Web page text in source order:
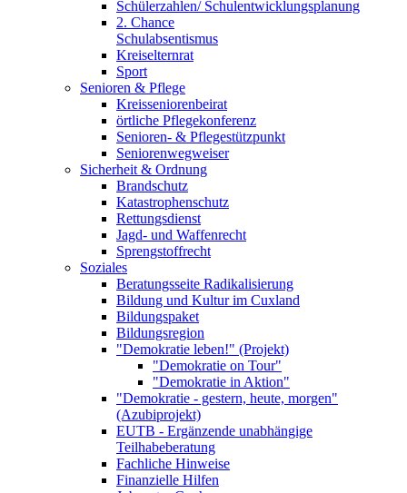
Schülerzahlen/ Schulentwicklungsplanung
2. Chance
Schulabsentismus
Kreiselternrat
Sport
Senioren & Pflege
Kreisseniorenbeirat
örtliche Pflegekonferenz
Senioren- & Pflegestützpunkt
Seniorenwegweiser
Sicherheit & Ordnung
Brandschutz
Katastrophenschutz
Rettungsdienst
Jagd- und Waffenrecht
Sprengstoffrecht
Soziales
Beratungsseite Radikalisierung
Bildung und Kultur im Cuxland
Bildungspaket
Bildungsregion
"Demokratie leben!" (Projekt)
"Demokratie on Tour"
"Demokratie in Aktion"
"Demokratie - gestern, heute, morgen"
(Azubiprojekt)
EUTB - Ergänzende unabhängige
Teilhabeberatung
Fachliche Hinweise
Finanzielle Hilfen